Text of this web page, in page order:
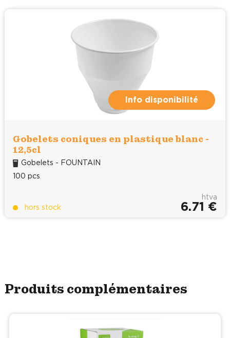
Info disponibilité
Gobelets coniques en plastique blanc -
12,5cl
Gobelets - FOUNTAIN
100 pcs
hors stock
htva
6.71 €
Produits complémentaires